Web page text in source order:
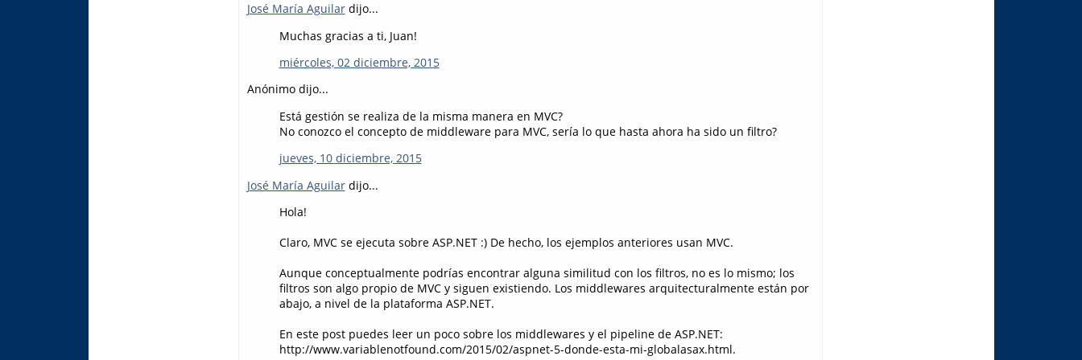
José María Aguilardijo...
Muchas gracias a ti, Juan!
miércoles, 02 diciembre, 2015
Anónimo dijo...
Está gestión se realiza de la misma manera en MVC?
No conozco el concepto de middleware para MVC, sería lo que hasta ahora ha sido un filtro?
jueves, 10 diciembre, 2015
José María Aguilardijo...
Hola!
Claro, MVC se ejecuta sobre ASP.NET :) De hecho, los ejemplos anteriores usan MVC.
Aunque conceptualmente podrías encontrar alguna similitud con los filtros, no es lo mismo; los
filtros son algo propio de MVC y siguen existiendo. Los middlewares arquitecturalmente están por
abajo, a nivel de la plataforma ASP.NET.
En este post puedes leer un poco sobre los middlewares y el pipeline de ASP.NET:
http://www.variablenotfound.com/2015/02/aspnet-5-donde-esta-mi-globalasax.html.